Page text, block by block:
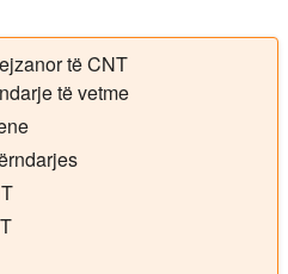
të CNT
të vetme